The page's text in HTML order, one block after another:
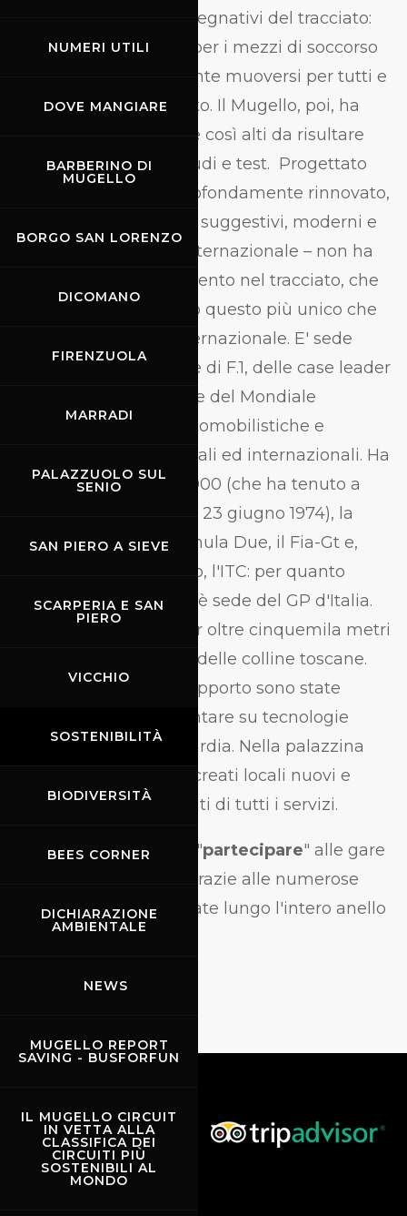
NUMERI UTILI
DOVE MANGIARE
BARBERINO DI
MUGELLO
BORGO SAN LORENZO
DICOMANO
FIRENZUOLA
MARRADI
PALAZZUOLO SUL
SENIO
SAN PIERO A SIEVE
SCARPERIA E SAN
PIERO
VICCHIO
SOSTENIBILITÀ
BIODIVERSITÀ
BEES CORNER
DICHIARAZIONE
AMBIENTALE
NEWS
MUGELLO REPORT
SAVING - BUSFORFUN
IL MUGELLO CIRCUIT
IN VETTA ALLA
CLASSIFICA DEI
CIRCUITI PIÙ
SOSTENIBILI AL
MONDO
fuga nei punti più impegnativi del tracciato:
una strada di servizio per i mezzi di soccorso
che possono liberamente muoversi per tutti e
5.245 metri del tracciato. Il Mugello, poi, ha
dislivelli così specifici e così alti da risultare
ideale per severi collaudi e test. Progettato
negli anni '70 e poi profondamente rinnovato,
il circuito - uno dei più suggestivi, moderni e
sicuri del panorama internazionale – non ha
subito alcun cambiamento nel tracciato, che
rimane inalterato: fatto questo più unico che
raro nel panorama internazionale. E' sede
abituale di test e prove di F.1, delle case leader
nel Mondiale MotoGP e del Mondiale
Superbike, di case automobilistiche e
motociclistiche nazionali ed internazionali. Ha
ospitato la Formula 5.000 (che ha tenuto a
battesimo l'impianto il 23 giugno 1974), la
Formula 3.000, la Formula Due, il Fia-Gt e,
unico impianto italiano, l'ITC: per quanto
concerne le due ruote è sede del GP d'Italia.
La pista si distende per oltre cinquemila metri
nei boschi e nel verde delle colline toscane.
Tutte le strutture di supporto sono state
realizzate potendo contare su tecnologie
costruttive all'avanguardia. Nella palazzina
direzionale sono stati creati locali nuovi e
polifunzionali, attrezzati di tutti i servizi.
Gli spettatori possono "partecipare" alle gare
con grande intensità grazie alle numerose
tribune naturali dislocate lungo l'intero anello
della pista.